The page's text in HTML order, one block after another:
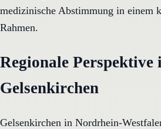
medizinische Abstimmung in einem
Rahmen.
Regionale Perspektive
Gelsenkirchen
Gelsenkirchen in Nordrhein-